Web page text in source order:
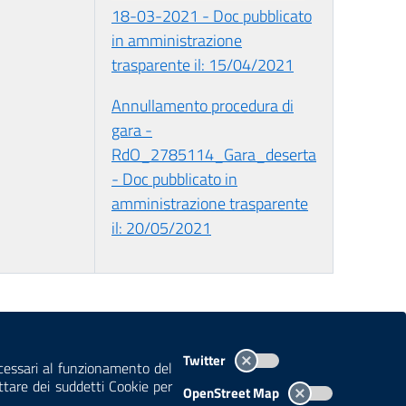
al funzionamento del
dei suddetti Cookie per
Twitter
OpenStreet Map
18-03-2021 - Doc pubblicato
in amministrazione
trasparente il: 15/04/2021
Annullamento procedura di
gara -
RdO_2785114_Gara_deserta
- Doc pubblicato in
amministrazione trasparente
il: 20/05/2021
AREA DIPENDENTI